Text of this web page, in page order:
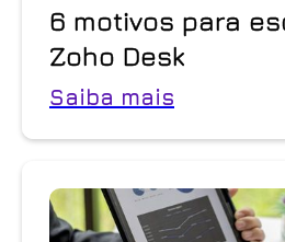
6 motivos para
Zoho Desk
Saiba mais